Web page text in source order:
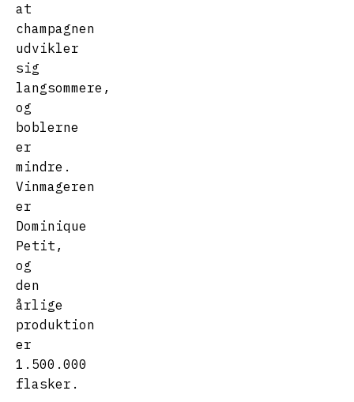
at
champagnen
udvikler
sig
langsommere,
og
boblerne
er
mindre.
Vinmageren
er
Dominique
Petit,
og
den
årlige
produktion
er
1.500.000
flasker.